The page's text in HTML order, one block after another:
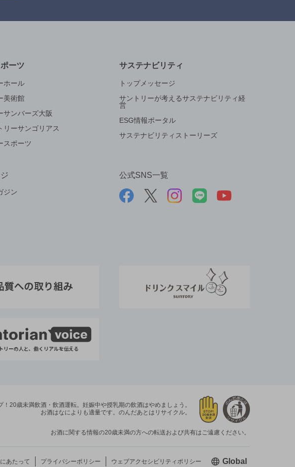
ーツ
ホール
美術館
サンバーズ大阪
リーサンゴリアス
スポーツ
サステナビリティ
トップメッセージ
サントリーが考えるサステナビリティ経
営
ESG情報ポータル
サステナビリティストーリーズ
ジン
公式SNS一覧
！20歳未満飲酒・飲酒運転。 妊娠中や授乳期の飲酒はやめましょう。
お酒はなによりも適量です。 のんだあとはリサイクル。
お酒に関する情報の20歳未満の方への転送および共有はご遠慮ください。
あたって プライバシーポリシー ウェブアクセシビリティ ポリシー Global新しいウィ